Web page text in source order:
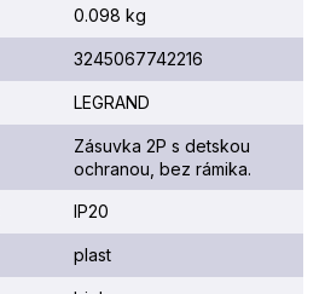
0.098 kg
3245067742216
LEGRAND
Zásuvka 2P s detskou
ochranou, bez rámika.
IP20
plast